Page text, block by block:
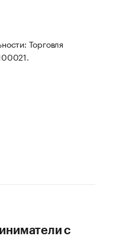
Торговля
с